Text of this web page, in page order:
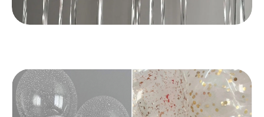
Скидка 10% на первый заказ